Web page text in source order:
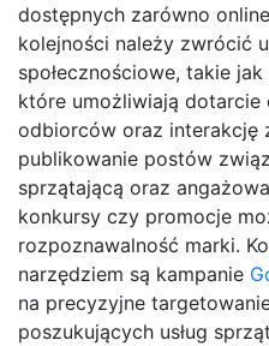
dostępnych zarówno
kolejności należy zwrócić
społecznościowe, takie
które umożliwiają dotarcie
odbiorców oraz interakcję
publikowanie postów
sprzątającą oraz
konkursy czy promocje
rozpoznawalność marki.
narzędziem są kampanie
na precyzyjne
poszukujących usług